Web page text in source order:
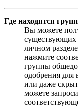
Где находятся
Вы можете
существующих
личном
нажмите
группы
одобрения для
или даже
можете